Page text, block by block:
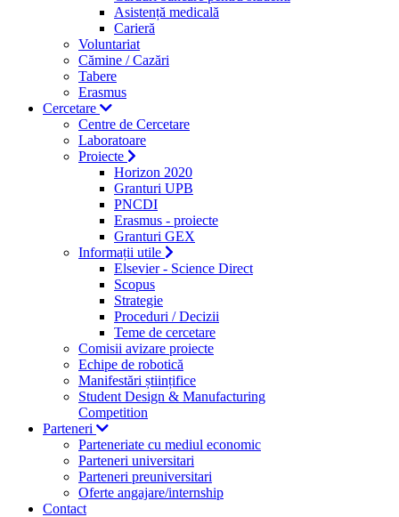
Asistență medicală
Carieră
Voluntariat
Cămine / Cazări
Tabere
Erasmus
Cercetare
Centre de Cercetare
Laboratoare
Proiecte
Horizon 2020
Granturi UPB
PNCDI
Erasmus - proiecte
Granturi GEX
Informații utile
Elsevier - Science Direct
Scopus
Strategie
Proceduri / Decizii
Teme de cercetare
Comisii avizare proiecte
Echipe de robotică
Manifestări științifice
Student Design & Manufacturing
Competition
Parteneri
Parteneriate cu mediul economic
Parteneri universitari
Parteneri preuniversitari
Oferte angajare/internship
Contact